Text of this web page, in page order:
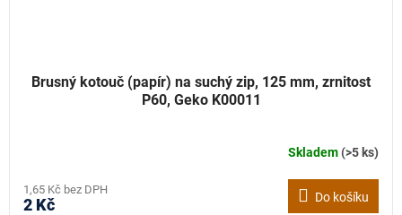
Brusný kotouč (papír) na suchý zip, 125 mm, zrnitost
P60, Geko K00011
Skladem(>5 ks)
1,65 Kč bez DPH
2 Kč Do košíku